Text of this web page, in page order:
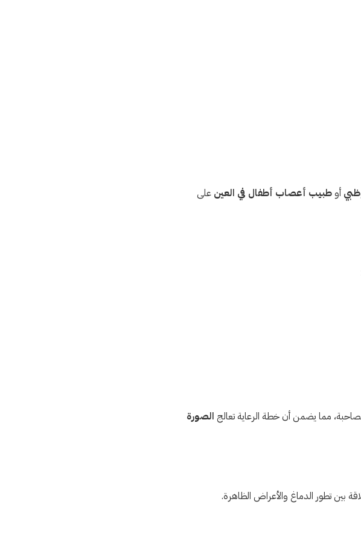
أوطبيب أعصاب أطفال في العين على
مما يضمن أن خطة الرعاية تعالج الصورة
بين تطور الدماغ والأعراض الظاهرة.